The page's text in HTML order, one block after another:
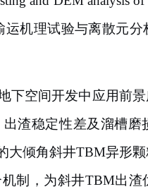
运机理试验与离散元分
下空间开发中应用前
渣稳定性差及溜槽
倾角斜井TBM异形
制，为斜井TBM出